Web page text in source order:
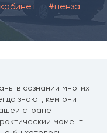
#пенза
в сознании многих
знают, кем они
стране
момент